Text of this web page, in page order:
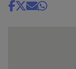
Share